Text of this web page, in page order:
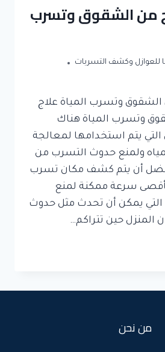
من الشقوق وتسرب
للعوازل وكشف التسربات
وتسرب المياة علاج
وتسرب المياة هناك
يتم استخدامها لمعالجة
ولمنع حدوث التسرب من
أن يتم كشف مكان تسرب
سرعة ممكنة لمنع
التي يمكن أن تحدث مثل حدوث
حين تتراكم…
من نحن